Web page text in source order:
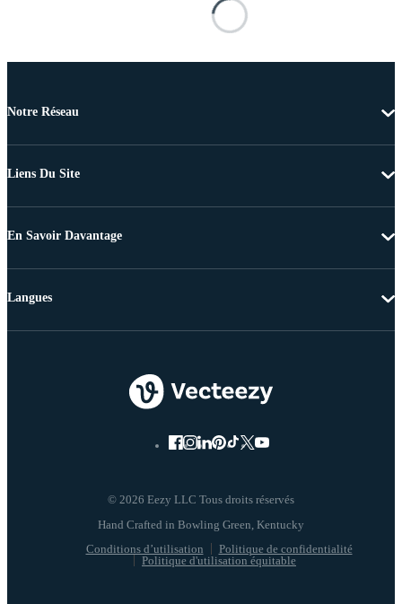
Notre Réseau
Liens Du Site
En Savoir Davantage
© 2026 Eezy LLC Tous droits réservés
Conditions d’utilisation
Politique de confidentialité
Politique d'utilisation équitable
Langues